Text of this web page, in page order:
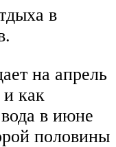
в
на апрель
как
в июне
половины